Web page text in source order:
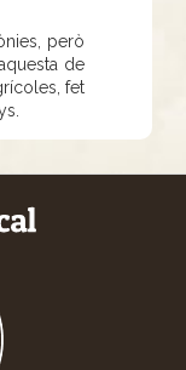
però
de
fet